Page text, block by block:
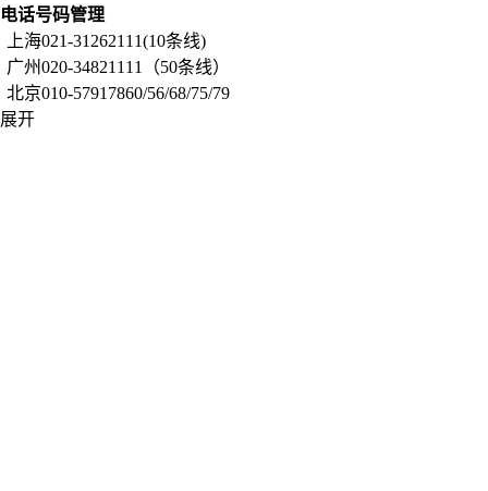
电话号码管理
上海021-31262111(10条线)
广州020-34821111（50条线）
北京010-57917860/56/68/75/79
展开